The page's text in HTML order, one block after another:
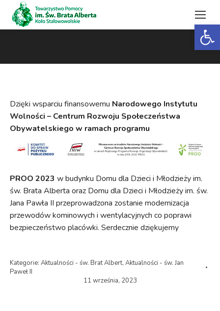
Dzięki wsparciu finansowemu Narodowego Instytutu
Wolności – Centrum Rozwoju Społeczeństwa
Obywatelskiego w ramach programu
PROO 2023 w budynku Domu dla Dzieci i Młodzieży im.
św. Brata Alberta oraz Domu dla Dzieci i Młodzieży im. św.
Jana Pawła II przeprowadzona zostanie modernizacja
przewodów kominowych i wentylacyjnych co poprawi
bezpieczeństwo placówki. Serdecznie dziękujemy
Kategorie: Aktualności - św. Brat Albert, Aktualności - św. Jan
Paweł II
11 września, 2023